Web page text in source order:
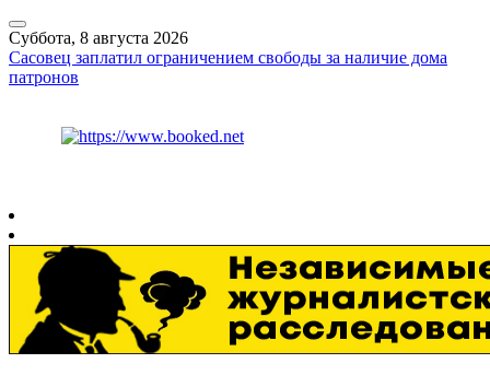
Суббота, 8 августа 2026
Сасовец заплатил ограничением свободы за наличие дома
патронов